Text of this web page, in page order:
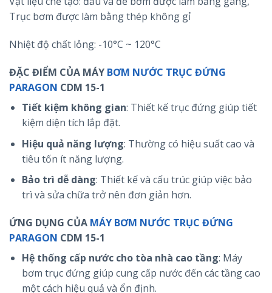
Trục bơm được làm bằng thép không gỉ
Nhiệt độ chất lỏng: -10°C ~ 120°C
ĐẶC ĐIỂM CỦA MÁY BƠM NƯỚC TRỤC ĐỨNG
PARAGON CDM 15-1
Tiết kiệm không gian: Thiết kế trục đứng giúp tiết
kiệm diện tích lắp đặt.
Hiệu quả năng lượng: Thường có hiệu suất cao và
tiêu tốn ít năng lượng.
Bảo trì dễ dàng: Thiết kế và cấu trúc giúp việc bảo
trì và sửa chữa trở nên đơn giản hơn.
ỨNG DỤNG CỦA MÁY BƠM NƯỚC TRỤC ĐỨNG
PARAGON CDM 15-1
Hệ thống cấp nước cho tòa nhà cao tầng: Máy
bơm trục đứng giúp cung cấp nước đến các tầng cao
một cách hiệu quả và ổn định.